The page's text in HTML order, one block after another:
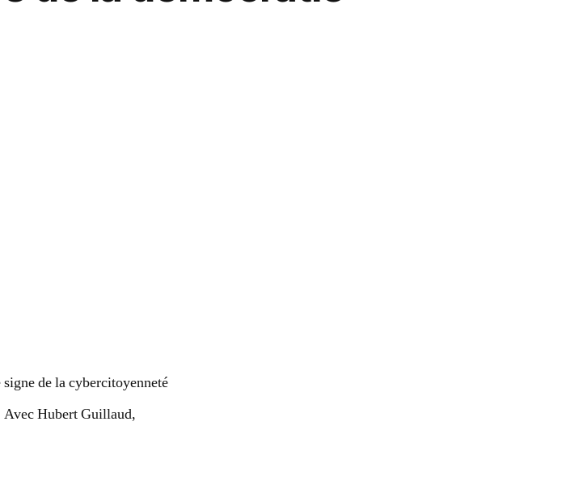
de la cybercitoyenneté
Avec Hubert Guillaud,